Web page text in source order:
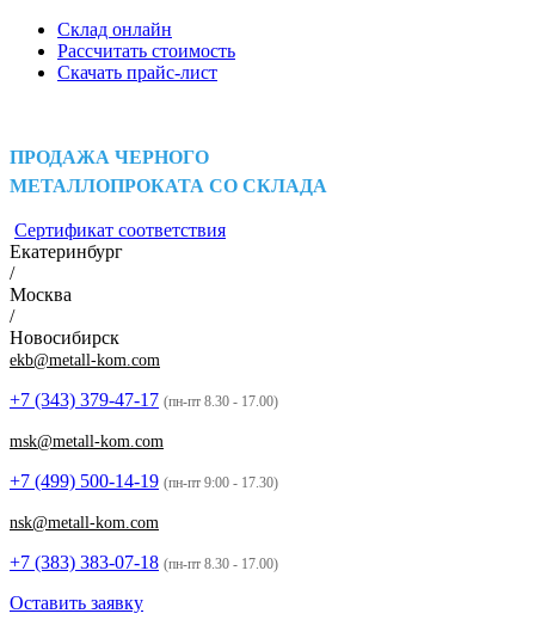
Склад онлайн
Рассчитать стоимость
Скачать прайс-лист
ПРОДАЖА ЧЕРНОГО
МЕТАЛЛОПРОКАТА СО СКЛАДА
Сертификат соответствия
Екатеринбург
/
Москва
/
Новосибирск
ekb@metall-kom.com
+7 (343) 379-47-17 (пн-пт 8.30 - 17.00)
msk@metall-kom.com
+7 (499) 500-14-19 (пн-пт 9:00 - 17.30)
nsk@metall-kom.com
+7 (383) 383-07-18 (пн-пт 8.30 - 17.00)
Оставить заявку